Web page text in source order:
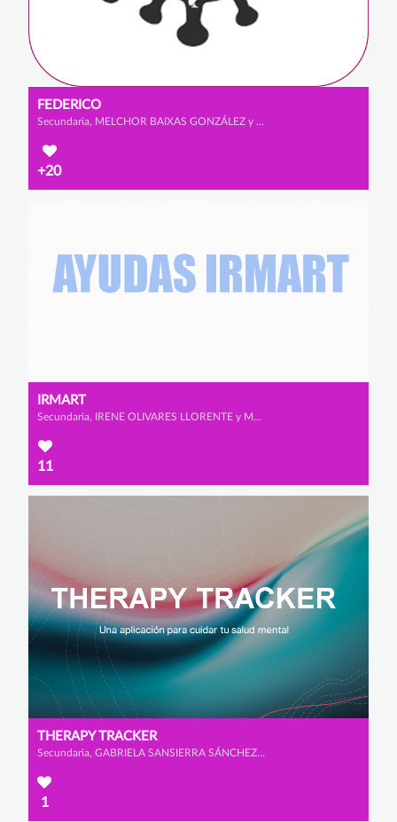
FEDERICO
Secundaria, MELCHOR BAIXAS GONZÁLEZ y ALEJANDRO SANZ CABRERIZO
+20
IRMART
Secundaria, IRENE OLIVARES LLORENTE y MARTINA ECHEVERRÍA SÁNCHEZ
11
THERAPY TRACKER
Secundaria, GABRIELA SANSIERRA SÁNCHEZ-GÓMEZ y LUCÍA CARAMES FAWCUS
1